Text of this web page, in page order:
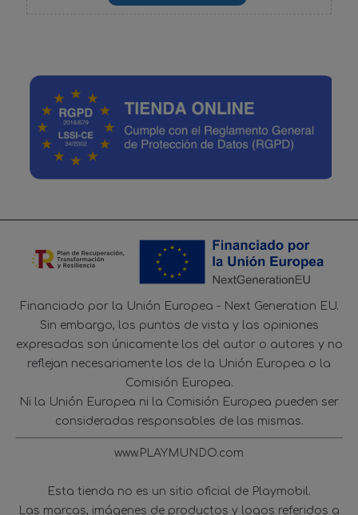
Financiado por la Unión Europea - Next Generation EU.
Sin embargo, los puntos de vista y las opiniones
expresadas son únicamente los del autor o autores y no
reflejan necesariamente los de la Unión Europea o la
Comisión Europea.
Ni la Unión Europea ni la Comisión Europea pueden ser
consideradas responsables de las mismas.
www.PLAYMUNDO.com
Esta tienda no es un sitio oficial de Playmobil.
Las marcas, imágenes de productos y logos referidos a